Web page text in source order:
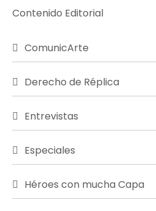
Contenido Editorial
ComunicArte
Derecho de Réplica
Entrevistas
Especiales
Héroes con mucha Capa